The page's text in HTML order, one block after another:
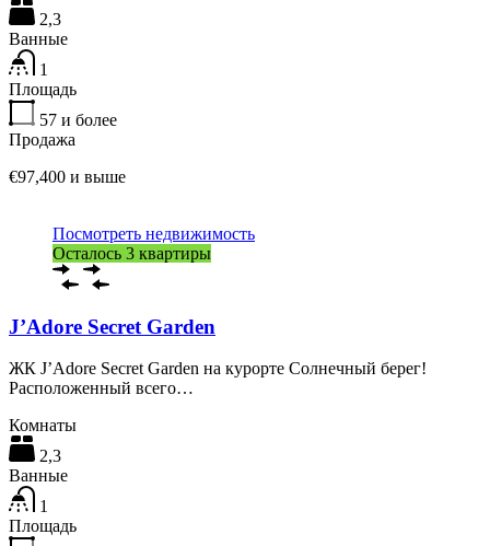
2,3
Ванные
1
Площадь
57 и более
Продажа
€97,400 и выше
Посмотреть недвижимость
Осталось 3 квартиры
J’Adore Secret Garden
ЖК J’Adore Secret Garden на курорте Солнечный берег!
Расположенный всего…
Комнаты
2,3
Ванные
1
Площадь